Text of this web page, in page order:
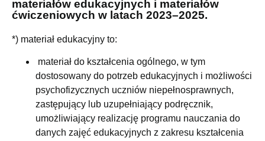
materiałów edukacyjnych i materiałów
ćwiczeniowych w latach 2023–2025.
*) materiał edukacyjny to:
materiał do kształcenia ogólnego, w tym
dostosowany do potrzeb edukacyjnych i możliwości
psychofizycznych uczniów niepełnosprawnych,
zastępujący lub uzupełniający podręcznik,
umożliwiający realizację programu nauczania do
danych zajęć edukacyjnych z zakresu kształcenia